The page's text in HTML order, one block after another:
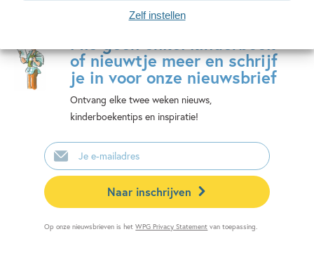
Zelf instellen
Mis geen enkel kinderboek
of nieuwtje meer en schrijf
je in voor onze nieuwsbrief
Ontvang elke twee weken nieuws,
kinderboekentips en inspiratie!
E-
mailadres
Naar inschrijven
Op onze nieuwsbrieven is hetWPG Privacy Statement van toepassing.